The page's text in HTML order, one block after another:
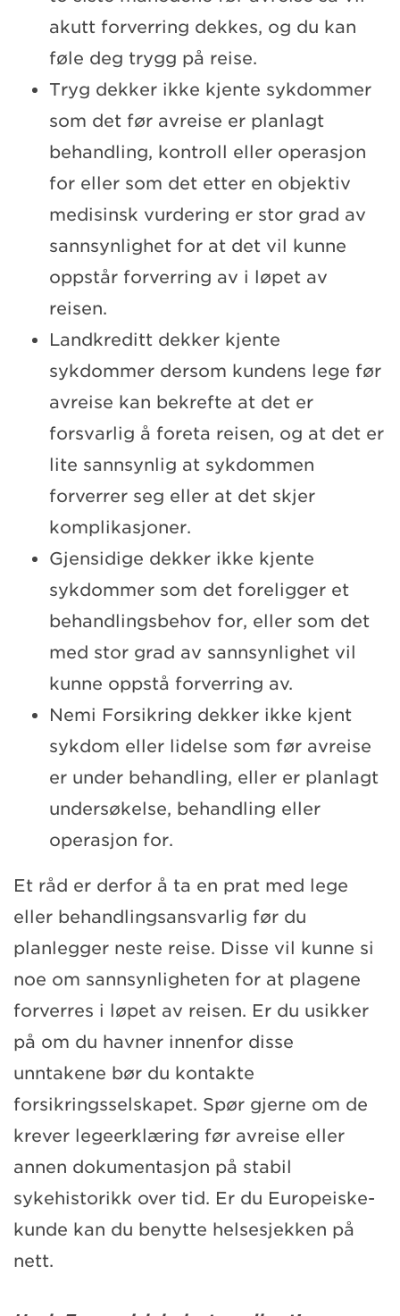
akutt forverring dekkes, og du kan
føle deg trygg på reise.
Tryg dekker ikke kjente sykdommer
som det før avreise er planlagt
behandling, kontroll eller operasjon
for eller som det etter en objektiv
medisinsk vurdering er stor grad av
sannsynlighet for at det vil kunne
oppstår forverring av i løpet av
reisen.
Landkreditt dekker kjente
sykdommer dersom kundens lege før
avreise kan bekrefte at det er
forsvarlig å foreta reisen, og at det er
lite sannsynlig at sykdommen
forverrer seg eller at det skjer
komplikasjoner.
Gjensidige dekker ikke kjente
sykdommer som det foreligger et
behandlingsbehov for, eller som det
med stor grad av sannsynlighet vil
kunne oppstå forverring av.
Nemi Forsikring dekker ikke kjent
sykdom eller lidelse som før avreise
er under behandling, eller er planlagt
undersøkelse, behandling eller
operasjon for.
Et råd er derfor å ta en prat med lege
eller behandlingsansvarlig før du
planlegger neste reise. Disse vil kunne si
noe om sannsynligheten for at plagene
forverres i løpet av reisen. Er du usikker
på om du havner innenfor disse
unntakene bør du kontakte
forsikringsselskapet. Spør gjerne om de
krever legeerklæring før avreise eller
annen dokumentasjon på stabil
sykehistorikk over tid. Er du Europeiske-
kunde kan du benytte helsesjekken på
nett.